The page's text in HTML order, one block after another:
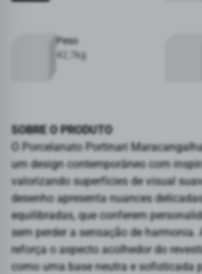
Peso
42,7kg
SOBRE O PRODUTO
O Porcelanato Portinari
um design contemporâneo com
valorizando superfícies de visual
desenho apresenta nuances
equilibradas, que conferem
sem perder a sensação de harmonia.
reforça o aspecto acolhedor do
como uma base neutra e sofisticada